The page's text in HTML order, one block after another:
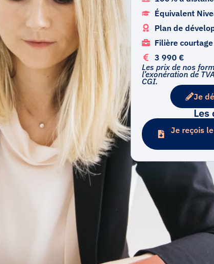
Équivalent
Plan de
Filière
3 990 €
Les prix de nos
l’exonération de
CGI.
Je
Les
Je reçois